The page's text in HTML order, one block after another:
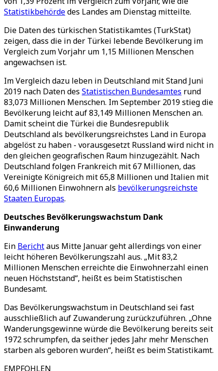
Statistikbehördedes Landes am Dienstag mitteilte.
Die Daten des türkischen Statistikamtes (TurkStat)
zeigen, dass die in der Türkei lebende Bevölkerung im
Vergleich zum Vorjahr um 1,15 Millionen Menschen
angewachsen ist.
Im Vergleich dazu leben in Deutschland mit Stand Juni
2019 nach Daten des Statistischen Bundesamtes rund
83,073 Millionen Menschen. Im September 2019 stieg die
Bevölkerung leicht auf 83,149 Millionen Menschen an.
Damit scheint die Türkei die Bundesrepublik
Deutschland als bevölkerungsreichstes Land in Europa
abgelöst zu haben - vorausgesetzt Russland wird nicht in
den gleichen geografischen Raum hinzugezählt. Nach
Deutschland folgen Frankreich mit 67 Millionen, das
Vereinigte Königreich mit 65,8 Millionen und Italien mit
60,6 Millionen Einwohnern als bevölkerungsreichste
Staaten Europas.
Deutsches Bevölkerungswachstum Dank
Einwanderung
Ein Berichtaus Mitte Januar geht allerdings von einer
leicht höheren Bevölkerungszahl aus. „Mit 83,2
Millionen Menschen erreichte die Einwohnerzahl einen
neuen Höchststand“, heißt es beim Statistischen
Bundesamt.
Das Bevölkerungswachstum in Deutschland sei fast
ausschließlich auf Zuwanderung zurückzuführen. „Ohne
Wanderungsgewinne würde die Bevölkerung bereits seit
1972 schrumpfen, da seither jedes Jahr mehr Menschen
starben als geboren wurden“, heißt es beim Statistikamt.
EMPFOHLEN